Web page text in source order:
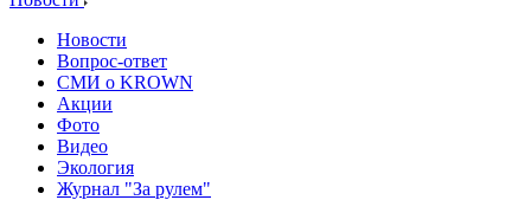
Новости
Вопрос-ответ
СМИ о KROWN
Акции
Фото
Видео
Экология
Журнал "За рулем"